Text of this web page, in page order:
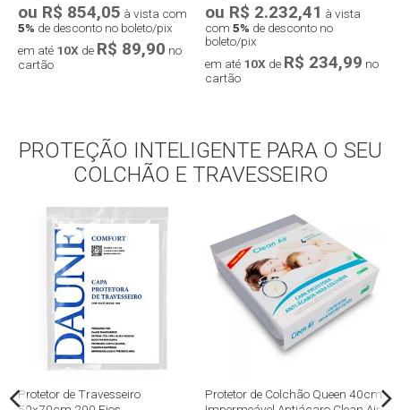
ou R$ 854,05 à vista com
5% de desconto no boleto/pix
em até 10X de R$ 89,90 no
cartão
Compra rápida
ou R$ 2.232,41 à vista
com 5% de desconto no
boleto/pix
em até 10X de R$ 234,99 no
cartão
Compra rápida
PROTEÇÃO INTELIGENTE PARA O SEU
COLCHÃO E TRAVESSEIRO
Protetor de Travesseiro
Protetor de Colchão Queen 40cm